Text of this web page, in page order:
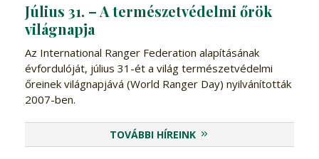
Július 31. – A természetvédelmi őrök
világnapja
Az International Ranger Federation alapításának
évfordulóját, július 31-ét a világ természetvédelmi
őreinek világnapjává (World Ranger Day) nyilvánították
2007-ben.
TOVÁBBI HÍREINK